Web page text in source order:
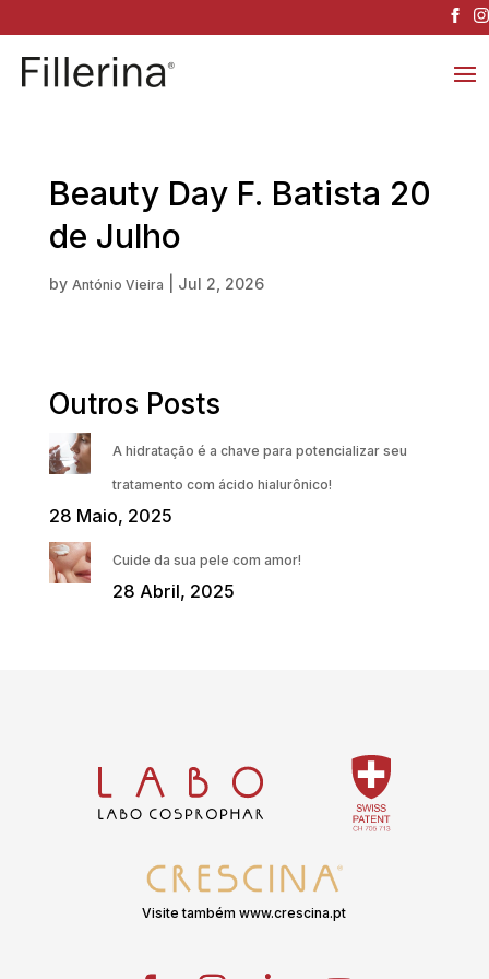
Beauty Day F. Batista 20
de Julho
by António Vieira Jul 2, 2026
Outros Posts
A hidratação é a chave para potencializar seu
tratamento com ácido hialurônico!
28 Maio, 2025
Cuide da sua pele com amor!
28 Abril, 2025
Visite também www.crescina.pt